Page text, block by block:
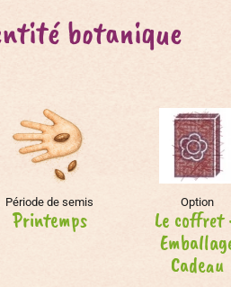
botanique
Période de semis
Printemps
Option
Le coffret
Cadeau